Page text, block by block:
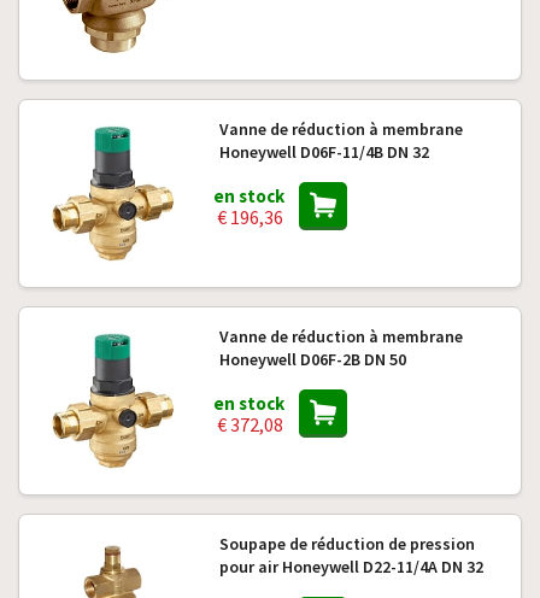
Vanne de réduction à membrane
Honeywell D06F-11/4B DN 32
en stock
€ 196,36
Vanne de réduction à membrane
Honeywell D06F-2B DN 50
en stock
€ 372,08
Soupape de réduction de pression
pour air Honeywell D22-11/4A DN 32